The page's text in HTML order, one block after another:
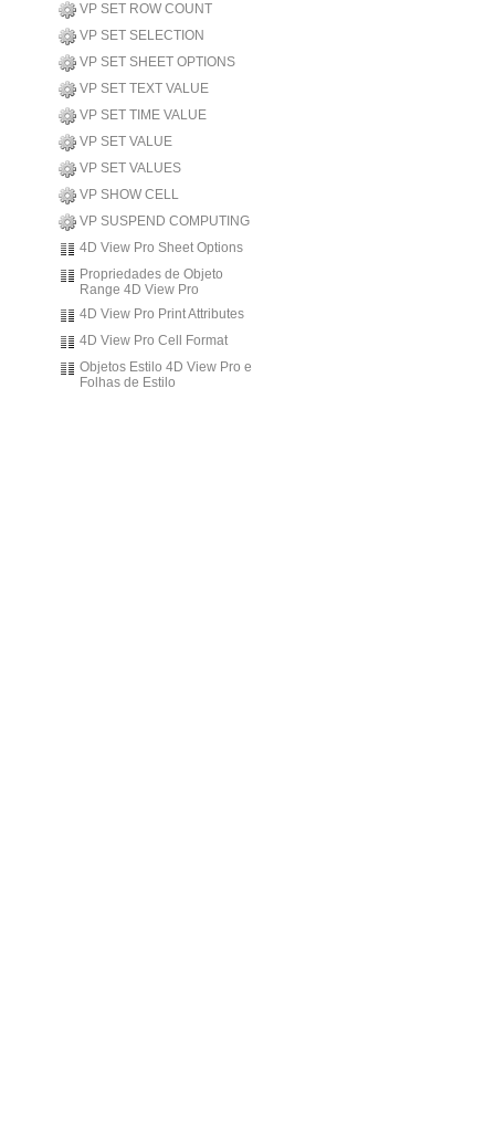
VP SET ROW COUNT
VP SET SELECTION
VP SET SHEET OPTIONS
VP SET TEXT VALUE
VP SET TIME VALUE
VP SET VALUE
VP SET VALUES
VP SHOW CELL
VP SUSPEND COMPUTING
4D View Pro Sheet Options
Propriedades de Objeto
Range 4D View Pro
4D View Pro Print Attributes
4D View Pro Cell Format
Objetos Estilo 4D View Pro e
Folhas de Estilo